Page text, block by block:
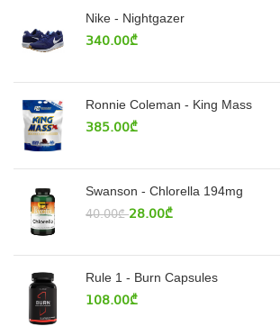
Nike - Nightgazer
340.00₾
Ronnie Coleman - King Mass
385.00₾
Swanson - Chlorella 194mg
40.00₾ 28.00₾
Rule 1 - Burn Capsules
108.00₾